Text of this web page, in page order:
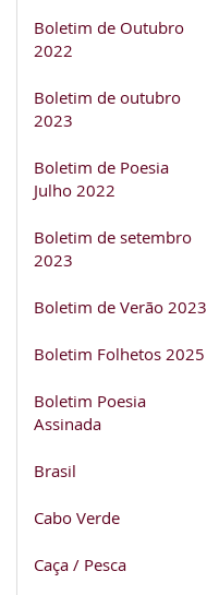
Boletim de Outubro
2022
Boletim de outubro
2023
Boletim de Poesia
Julho 2022
Boletim de setembro
2023
Boletim de Verão 2023
Boletim Folhetos 2025
Boletim Poesia
Assinada
Brasil
Cabo Verde
Caça / Pesca